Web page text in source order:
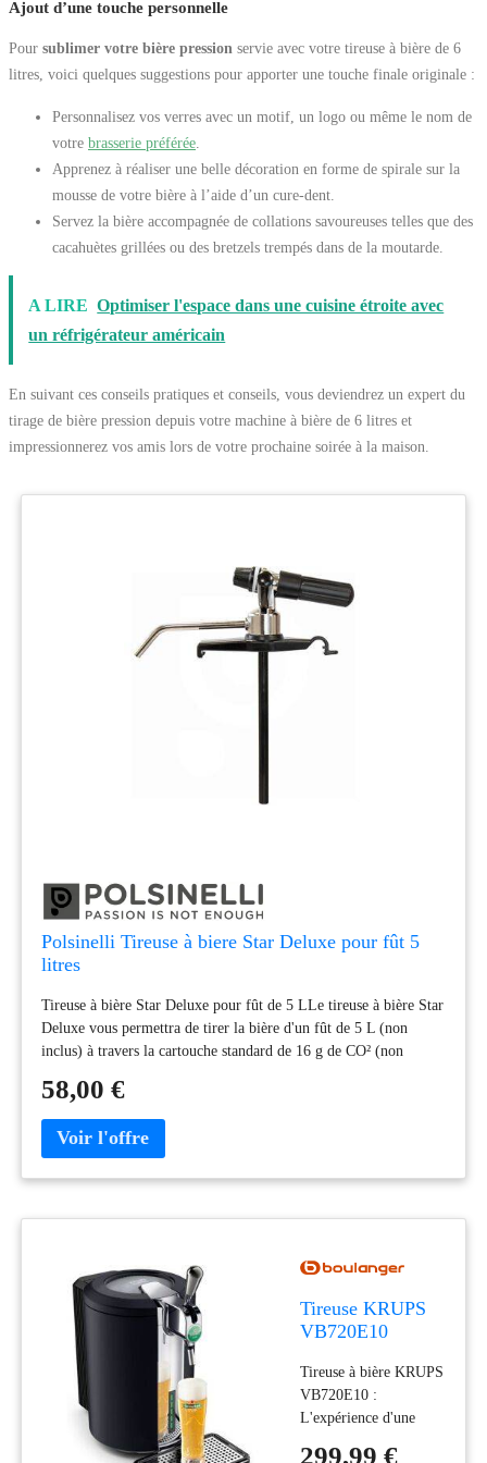
Ajout d’une touche personnelle
Pour sublimer votre bière pression servie avec votre tireuse à bière de 6
litres, voici quelques suggestions pour apporter une touche finale originale :
Personnalisez vos verres avec un motif, un logo ou même le nom de
votre brasserie préférée
Apprenez à réaliser une belle décoration en forme de spirale sur la
mousse de votre bière à l’aide d’un cure-dent.
Servez la bière accompagnée de collations savoureuses telles que des
cacahuètes grillées ou des bretzels trempés dans de la moutarde.
A LIRE Optimiser l'espace dans une cuisine étroite avec
un réfrigérateur américain
En suivant ces conseils pratiques et conseils, vous deviendrez un expert du
tirage de bière pression depuis votre machine à bière de 6 litres et
impressionnerez vos amis lors de votre prochaine soirée à la maison.
Polsinelli Tireuse à biere Star Deluxe pour fût 5
litres
Tireuse à bière Star Deluxe pour fût de 5 LLe tireuse à bière Star
Deluxe vous permettra de tirer la bière d'un fût de 5 L (non
inclus) à travers la cartouche standard de 16 g de CO² (non
pression, d'un bec galvanisé et d'une pince en plastique. Le
montage de la tireuse et le positionnement sur le fût sont simples
et rapides. Pour tirer, il suffit d'insérer la cartouche de CO²,
levier. Le nettoyage est également rapide car chaque pièce peut
105Poids 0,558 kgIl doit êtr
58,00 €
Tireuse KRUPS
VB720E10
Tireuse à bière KRUPS
VB720E10 :
L'expérience d'une
299,99 €